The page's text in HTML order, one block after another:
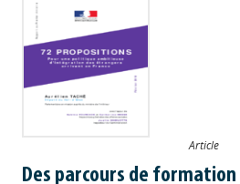
Article
Des parcours de